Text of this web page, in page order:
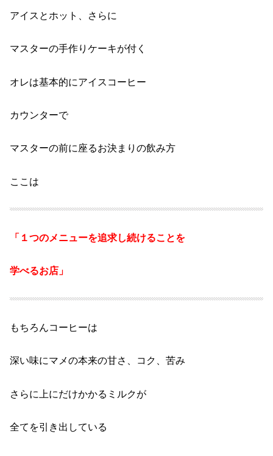
アイスとホット、 さらに
マスターの手作りケーキが付く
オレは基本的にアイスコーヒー
カウンターで
マスターの前に座るお決まりの飲み方
ここは
「１つのメニューを追求し続けることを
学べるお店」
もちろんコーヒーは
深い味にマメの本来の甘さ、コク、苦み
さらに上にだけかかるミルクが
全てを引き出している